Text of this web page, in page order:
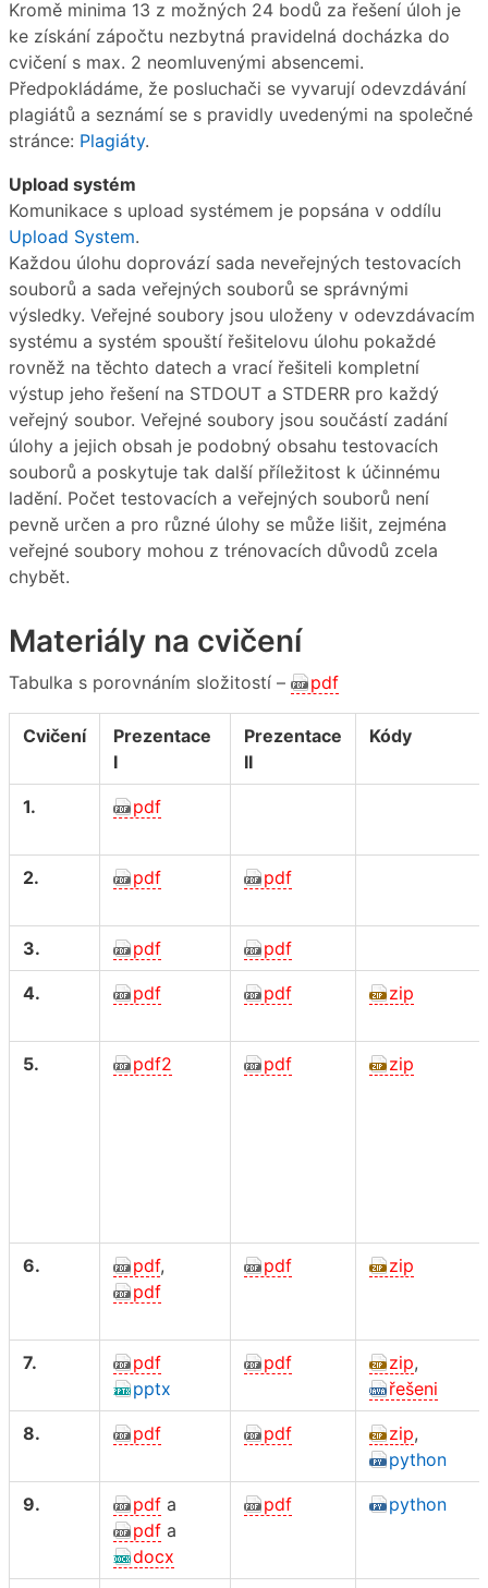
Kromě minima 13 z možných 24 bodů za řešení úloh je
ke získání zápočtu nezbytná pravidelná docházka do
cvičení s max. 2 neomluvenými absencemi.
Předpokládáme, že posluchači se vyvarují odevzdávání
plagiátů a seznámí se s pravidly uvedenými na společné
stránce: Plagiáty.
Upload systém
Komunikace s upload systémem je popsána v oddílu
Upload System.
Každou úlohu doprovází sada neveřejných testovacích
souborů a sada veřejných souborů se správnými
výsledky. Veřejné soubory jsou uloženy v odevzdávacím
systému a systém spouští řešitelovu úlohu pokaždé
rovněž na těchto datech a vrací řešiteli kompletní
výstup jeho řešení na STDOUT a STDERR pro každý
veřejný soubor. Veřejné soubory jsou součástí zadání
úlohy a jejich obsah je podobný obsahu testovacích
souborů a poskytuje tak další příležitost k účinnému
ladění. Počet testovacích a veřejných souborů není
pevně určen a pro různé úlohy se může lišit, zejména
veřejné soubory mohou z trénovacích důvodů zcela
chybět.
Materiály na cvičení
Tabulka s porovnáním složitostí – pdf
Cvičení
Prezentace
I
Prezentace
II
Kódy
1. pdf
2. pdf pdf
3. pdf pdf
4. pdf pdf zip
5. pdf2 pdf zip
6. pdf,
pdf
pdf zip
7.
pdf
pptx
pdf zip,
řešeni
8. pdf pdf zip,
python
9. pdf a
pdf a
docx
pdf python